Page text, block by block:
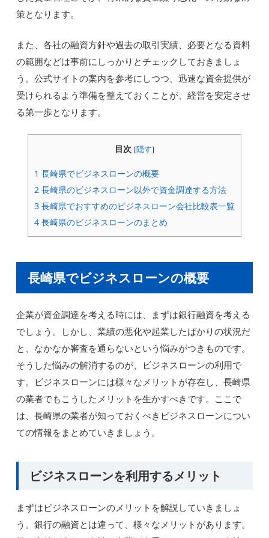
策となります。
また、各社の融資方針や過去の取引実績、必要となる資料
の範囲などは事前にしっかりとチェックしておきましょ
う。公式サイトの案内を参考にしつつ、迅速な資金提供が
受けられるよう準備を整えておくことが、経営を安定させ
る第一歩となります。
目次 [隠す]
1 長崎県でビジネスローンの概要
2 長崎県のビジネスローン以外で資金調達する方法
3 長崎県でおすすめのビジネスローン会社比較表一覧
4 長崎県のビジネスローンのまとめ
長崎県でビジネスローンの概要
企業が資金調達を考える時には、まずは銀行融資を考える
でしょう。しかし、業績の悪化や起業したばかりの状況だ
と、なかなか審査を通らないという悩みがつきものです。
そうした悩みの解消するのが、ビジネスローンの利用で
す。ビジネスローンには様々なメリットが存在し、長崎県
の業者でもこうしたメリットを生かすべきです。ここで
は、長崎県の業者が知っておくべきビジネスローンについ
ての情報をまとめていきましょう。
ビジネスローンを利用するメリット
まずはビジネスローンのメリットを解説していきましょ
う。銀行の融資とは違って、様々なメリットがあります。